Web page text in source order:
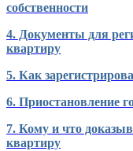
собственности
4. Документы для
квартиру
5. Как
6. Приостановление
7. Кому и что
квартиру